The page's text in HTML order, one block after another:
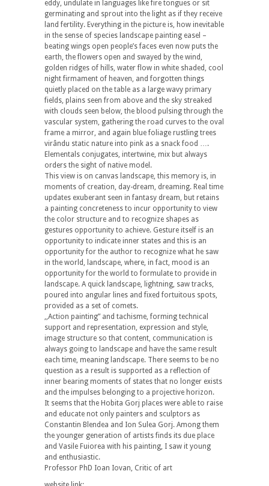
eddy, undulate in languages ​​like fire tongues or sit
germinating and sprout into the light as if they receive
land fertility. Everything in the picture is, how inevitable
in the sense of species landscape painting easel –
beating wings open people’s faces even now puts the
earth, the flowers open and swayed by the wind,
golden ridges of hills, water flow in white shaded, cool
night firmament of heaven, and forgotten things
quietly placed on the table as a large wavy primary
fields, plains seen from above and the sky streaked
with clouds seen below, the blood pulsing through the
vascular system, gathering the road curves to the oval
frame a mirror, and again blue foliage rustling trees
virându static nature into pink as a snack food ….
Elementals conjugates, intertwine, mix but always
orders the sight of native model.
This view is on canvas landscape, this memory is, in
moments of creation, day-dream, dreaming. Real time
updates exuberant seen in fantasy dream, but retains
a painting concreteness to incur opportunity to view
the color structure and to recognize shapes as
gestures opportunity to achieve. Gesture itself is an
opportunity to indicate inner states and this is an
opportunity for the author to recognize what he saw
in the world, landscape, where, in fact, mood is an
opportunity for the world to formulate to provide in
landscape. A quick landscape, lightning, saw tracks,
poured into angular lines and fixed fortuitous spots,
provided as a set of comets.
,,Action painting” and tachisme, forming technical
support and representation, expression and style,
image structure so that content, communication is
always going to landscape and have the same result
each time, meaning landscape. There seems to be no
question as a result is supported as a reflection of
inner bearing moments of states that no longer exists
and the impulses belonging to a projective horizon.
It seems that the Hobita Gorj places were able to raise
and educate not only painters and sculptors as
Constantin Blendea and Ion Sulea Gorj. Among them
the younger generation of artists finds its due place
and Vasile Fuiorea with his painting, I saw it young
and enthusiastic.
Professor PhD Ioan Iovan, Critic of art